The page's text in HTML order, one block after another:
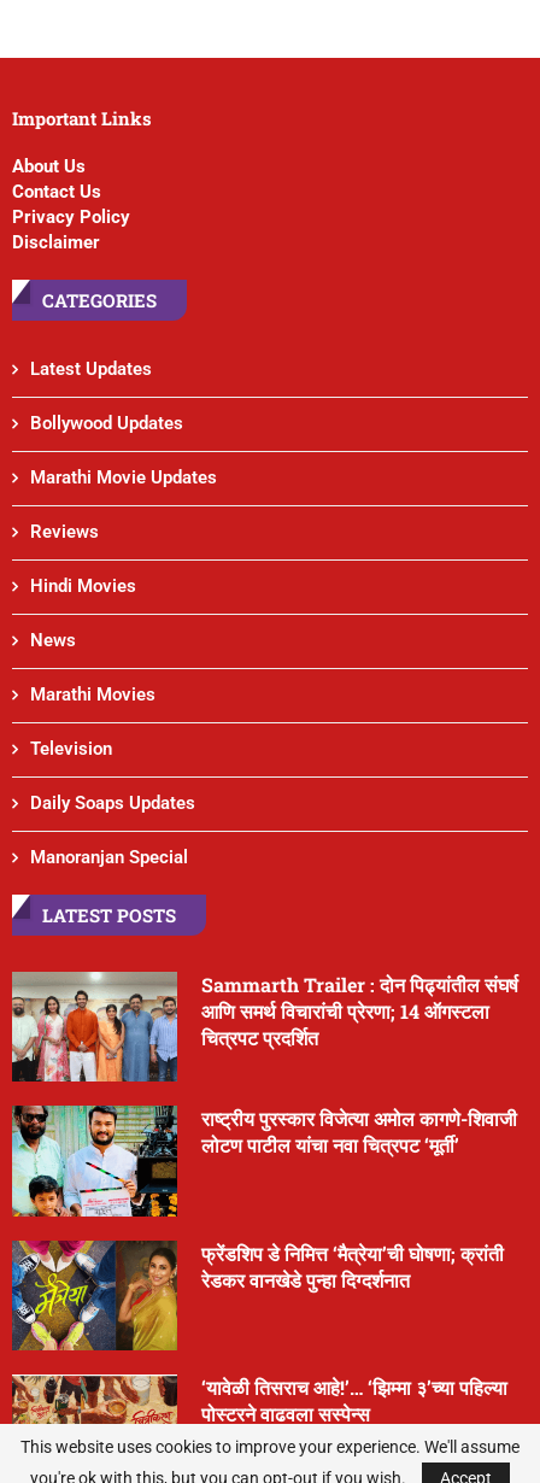
Important Links
About Us
Contact Us
Privacy Policy
Disclaimer
CATEGORIES
Latest Updates
Bollywood Updates
Marathi Movie Updates
Reviews
Hindi Movies
News
Marathi Movies
Television
Daily Soaps Updates
Manoranjan Special
LATEST POSTS
Sammarth Trailer : दोन पिढ्यांतील संघर्ष
आणि समर्थ विचारांची प्रेरणा; 14 ऑगस्टला
चित्रपट प्रदर्शित
राष्ट्रीय पुरस्कार विजेत्या अमोल कागणे-शिवाजी
लोटण पाटील यांचा नवा चित्रपट ‘मूर्ती’
फ्रेंडशिप डे निमित्त ‘मैत्रेया’ची घोषणा; क्रांती
रेडकर वानखेडे पुन्हा दिग्दर्शनात
‘यावेळी तिसराच आहे!’… ‘झिम्मा ३’च्या पहिल्या
पोस्टरने वाढवला सस्पेन्स
This website uses cookies to improve your experience. We'll assume
you're ok with this, but you can opt-out if you wish.
Accept